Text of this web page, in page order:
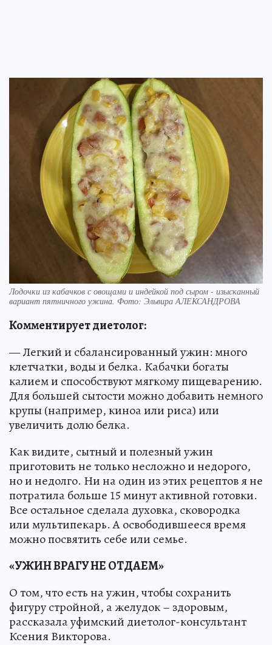
Лодочки из кабачков с овощами и индейкой под сыром - изысканный
вариант пятничного ужина. Фото: Эльвира АЛЕКСАНДРОВА
Комментирует диетолог:
— Легкий и сбалансированный ужин: много
клетчатки, воды и белка. Кабачки богаты
калием и способствуют мягкому пищеварению.
Для большей сытости можно добавить немного
крупы (например, киноа или риса) или
увеличить долю белка.
Как видите, сытный и полезный ужин
приготовить не только несложно и недорого,
но и недолго. Ни на один из этих рецептов я не
потратила больше 15 минут активной готовки.
Все остальное сделала духовка, сковородка
или мультипекарь. А освободившееся время
можно посвятить себе или семье.
«УЖИН ВРАГУ НЕ ОТДАЕМ»
О том, что есть на ужин, чтобы сохранить
фигуру стройной, а желудок – здоровым,
рассказала уфимский диетолог-консультант
Ксения Викторова.